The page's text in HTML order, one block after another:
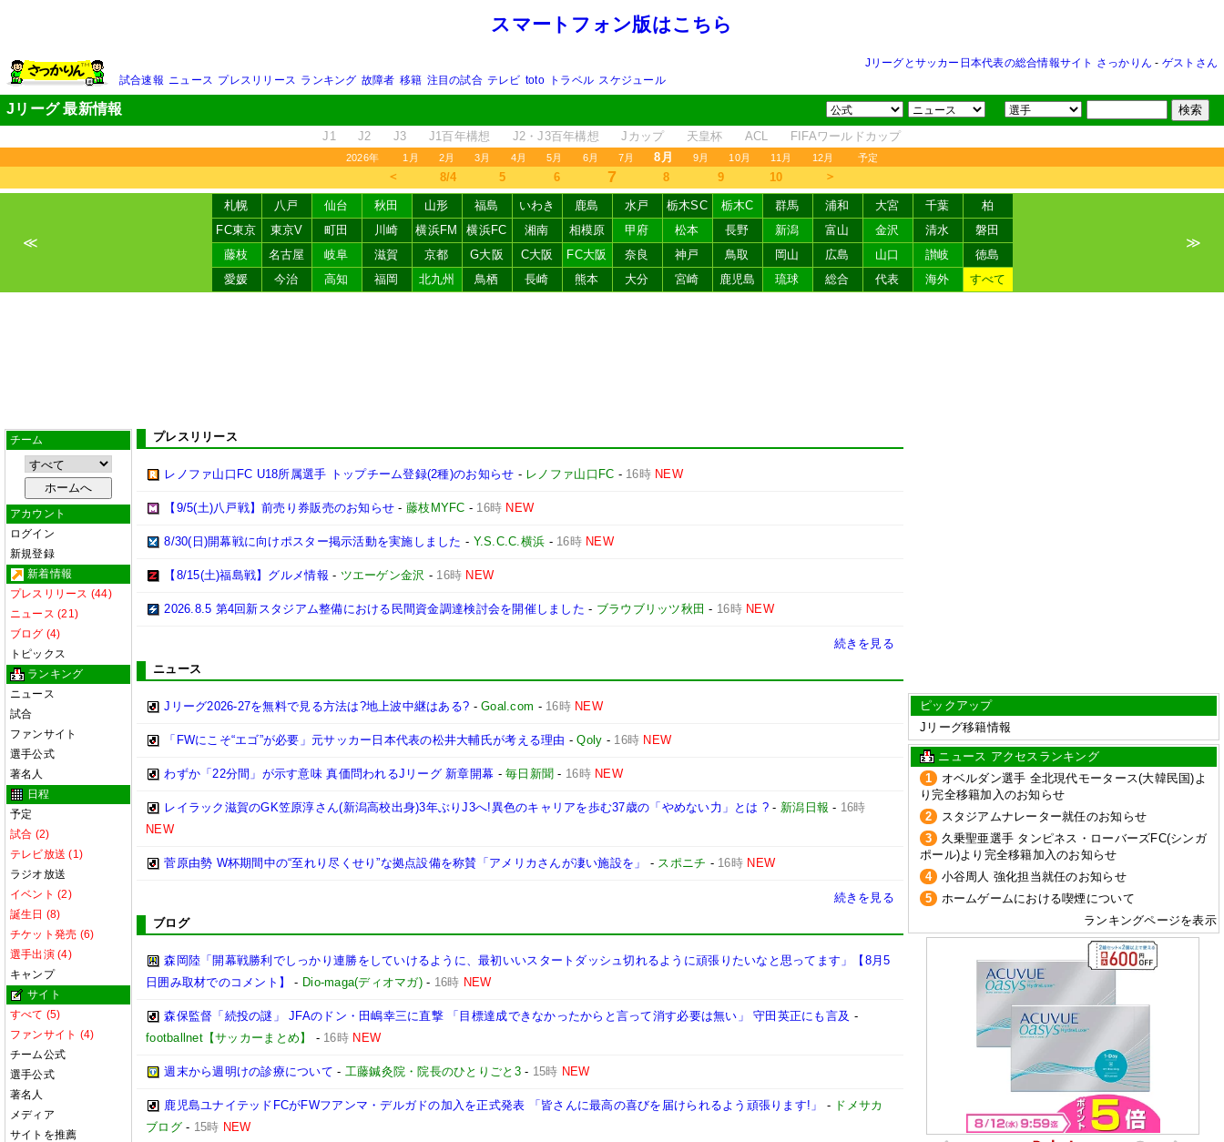
スマートフォン版はこちら
Jリーグとサッカー日本代表の総合情報サイト さっかりん - ゲストさん
試合速報 ニュース プレスリリース ランキング 故障者 移籍 注目の試合 テレビ toto トラベル スケジュール
Jリーグ 最新情報
J1 J2 J3 J1百年構想 J2・J3百年構想 Jカップ 天皇杯 ACL FIFAワールドカップ
2026年 1月 2月 3月 4月 5月 6月 7月 8月 9月 10月 11月 12月 予定
＜ 8/4 5 6 7 8 9 10 ＞
≪
札幌 八戸 仙台 秋田 山形 福島 いわき 鹿島 水戸 栃木SC 栃木C 群馬 浦和 大宮 千葉
柏
FC東京
東京V 町田 川崎 横浜FM 横浜FC 湘南 相模原 甲府 松本 長野 新潟 富山 金沢 清水
磐田
藤枝
名古屋 岐阜 滋賀 京都 G大阪 C大阪 FC大阪 奈良 神戸 鳥取 岡山 広島 山口 讃岐
徳島
愛媛
今治 高知 福岡 北九州 鳥栖 長崎 熊本 大分 宮崎 鹿児島 琉球 総合 代表 海外 すべて
≫
チーム
アカウント
ログイン
新規登録
新着情報
プレスリリース (44)
ニュース (21)
ブログ (4)
トピックス
ランキング
ニュース
試合
ファンサイト
選手公式
著名人
日程
予定
試合 (2)
テレビ放送 (1)
ラジオ放送
イベント (2)
誕生日 (8)
チケット発売 (6)
選手出演 (4)
キャンプ
サイト
すべて (5)
ファンサイト (4)
チーム公式
選手公式
著名人
メディア
サイトを推薦
プレスリリース
レノファ山口FC U18所属選手 トップチーム登録(2種)のお知らせ - レノファ山口FC - 16時 NEW
【9/5(土)八戸戦】前売り券販売のお知らせ - 藤枝MYFC - 16時 NEW
8/30(日)開幕戦に向けポスター掲示活動を実施しました - Y.S.C.C.横浜 - 16時 NEW
【8/15(土)福島戦】グルメ情報 - ツエーゲン金沢 - 16時 NEW
2026.8.5 第4回新スタジアム整備における民間資金調達検討会を開催しました - ブラウブリッツ秋田 - 16時 NEW
続きを見る
ニュース
Jリーグ2026-27を無料で見る方法は?地上波中継はある? -Goal.com - 16時 NEW
「FWにこそ“エゴ”が必要」元サッカー日本代表の松井大輔氏が考える理由 -Qoly - 16時 NEW
わずか「22分間」が示す意味 真価問われるJリーグ 新章開幕 -毎日新聞 - 16時 NEW
レイラック滋賀のGK笠原淳さん(新潟高校出身)3年ぶりJ3へ!異色のキャリアを歩む37歳の「やめない力」とは ? - 新潟日報 - 16時
NEW
菅原由勢 W杯期間中の“至れり尽くせり”な拠点設備を称賛「アメリカさんが凄い施設を」 - スポニチ - 16時 NEW
続きを見る
ブログ
森岡陸「開幕戦勝利でしっかり連勝をしていけるように、最初いいスタートダッシュ切れるように頑張りたいなと思ってます」【8月5
日囲み取材でのコメント】
- Dio-maga(ディオマガ) - 16時 NEW
森保監督「続投の謎」 JFAのドン・田嶋幸三に直撃 「目標達成できなかったからと言って消す必要は無い」 守田英正にも言及 -
footballnet【サッカーまとめ】
- 16時 NEW
週末から週明けの診療について - 工藤鍼灸院・院長のひとりごと3- 15時 NEW
鹿児島ユナイテッドFCがFWフアンマ・デルガドの加入を正式発表 「皆さんに最高の喜びを届けられるよう頑張ります!」 - ドメサカ
ブログ- 15時 NEW
ピックアップ
Jリーグ移籍情報
ニュース アクセスランキング
1
オベルダン選手 全北現代モータース(大韓民国)よ
り完全移籍加入のお知らせ
2
スタジアムナレーター就任のお知らせ
3
久乗聖亜選手 タンピネス・ローバーズFC(シンガ
ポール)より完全移籍加入のお知らせ
4
小谷周人 強化担当就任のお知らせ
5
ホームゲームにおける喫煙について
ランキングページを表示